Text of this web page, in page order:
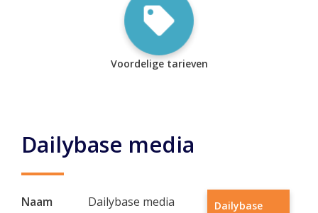
Voordelige tarieven
Dailybase media
Naam Dailybase media
Dailybase